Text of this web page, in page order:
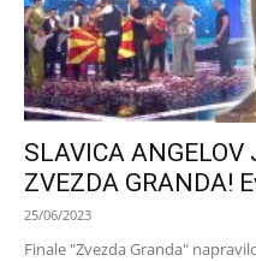
SLAVICA ANGELOV
ZVEZDA GRANDA!
25/06/2023
Finale "Zvezda Granda"